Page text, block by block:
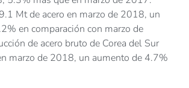
Mt de acero en marzo de 2018, un
en comparación con marzo de
de acero bruto de Corea del Sur
marzo de 2018, un aumento de 4.7%